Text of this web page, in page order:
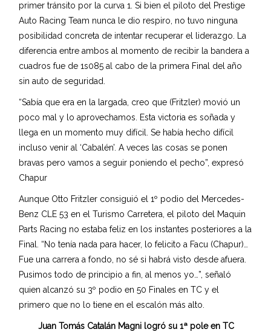
primer tránsito por la curva 1. Si bien el piloto del Prestige
Auto Racing Team nunca le dio respiro, no tuvo ninguna
posibilidad concreta de intentar recuperar el liderazgo. La
diferencia entre ambos al momento de recibir la bandera a
cuadros fue de 1s085 al cabo de la primera Final del año
sin auto de seguridad.
“Sabía que era en la largada, creo que (Fritzler) movió un
poco mal y lo aprovechamos. Esta victoria es soñada y
llega en un momento muy difícil. Se había hecho difícil
incluso venir al ‘Cabalén’. A veces las cosas se ponen
bravas pero vamos a seguir poniendo el pecho”, expresó
Chapur
Aunque Otto Fritzler consiguió el 1º podio del Mercedes-
Benz CLE 53 en el Turismo Carretera, el piloto del Maquin
Parts Racing no estaba feliz en los instantes posteriores a la
Final. “No tenía nada para hacer, lo felicito a Facu (Chapur)…
Fue una carrera a fondo, no sé si habrá visto desde afuera.
Pusimos todo de principio a fin, al menos yo…”, señaló
quien alcanzó su 3º podio en 50 Finales en TC y el
primero que no lo tiene en el escalón más alto.
Juan Tomás Catalán Magni logró su 1ª pole en TC